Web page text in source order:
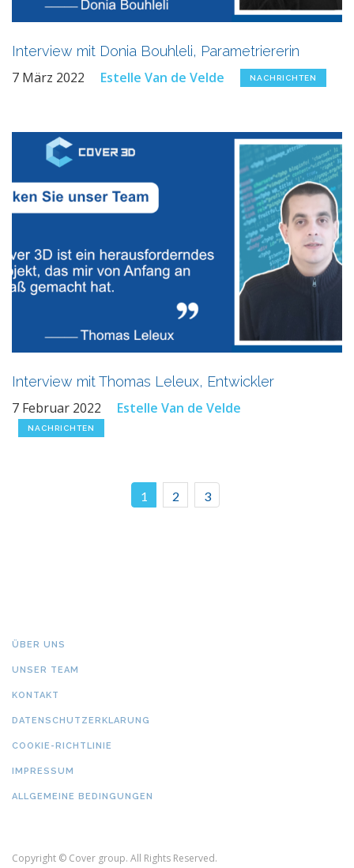
Interview mit Donia Bouhleli, Parametriererin
7 März 2022 Estelle Van de Velde NACHRICHTEN
Interview mit Thomas Leleux, Entwickler
7 Februar 2022 Estelle Van de Velde
NACHRICHTEN
1 2 3
ÜBER UNS
UNSER TEAM
KONTAKT
DATENSCHUTZERKLARUNG
COOKIE-RICHTLINIE
IMPRESSUM
ALLGEMEINE BEDINGUNGEN
Copyright © Cover group. All Rights Reserved.